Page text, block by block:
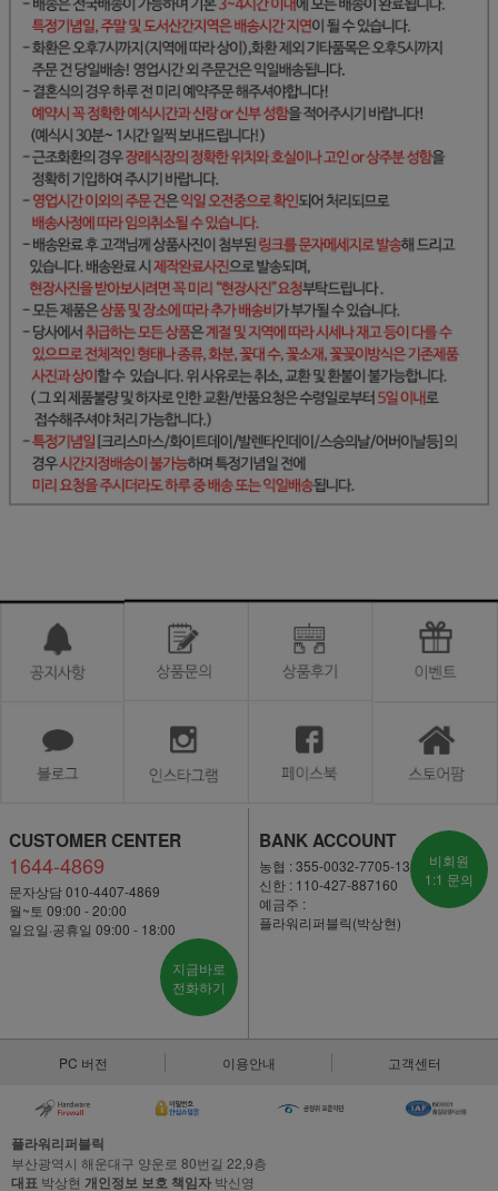
CUSTOMER CENTER
1644-4869
문자상담 010-4407-4869
월~토 09:00 - 20:00
일요일·공휴일 09:00 - 18:00
지금바로
전화하기
BANK ACCOUNT
농협 : 355-0032-7705-13
신한 : 110-427-887160
예금주 :
플라워리퍼블릭(박상현)
비회원
1:1 문의
PC 버전 이용안내 고객센터
플라워리퍼블릭
부산광역시 해운대구 양운로 80번길 22,9층
대표 박상현 개인정보 보호 책임자 박신영